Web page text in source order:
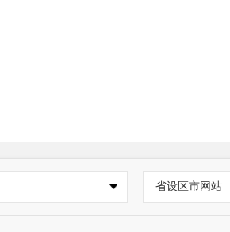
省设区市网站